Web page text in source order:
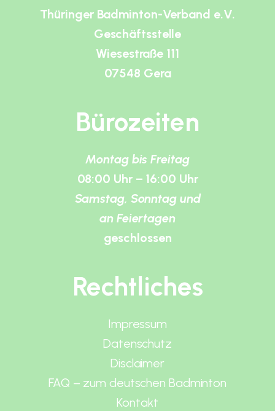
Thüringer Badminton-Verband e.V.
Geschäftsstelle
Wiesestraße 111
07548 Gera
Bürozeiten
Montag bis Freitag
08:00 Uhr – 16:00 Uhr
Samstag, Sonntag und
an Feiertagen
geschlossen
Rechtliches
Impressum
Datenschutz
Disclaimer
FAQ – zum deutschen Badminton
Kontakt